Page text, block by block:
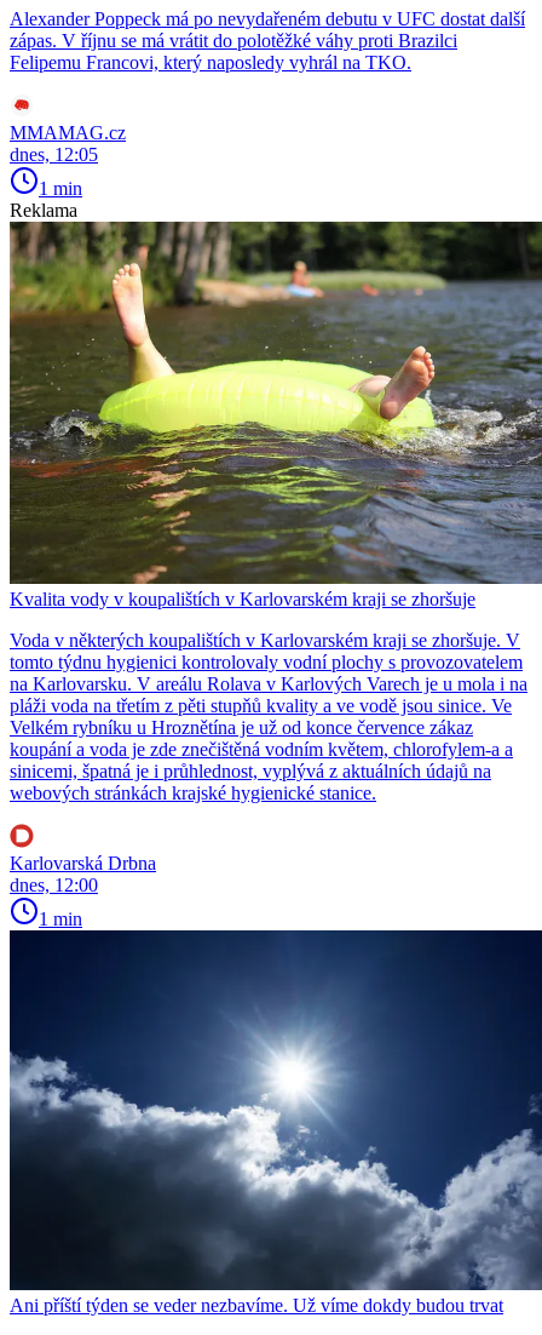
Alexander Poppeck má po nevydařeném debutu v UFC dostat další
zápas. V říjnu se má vrátit do polotěžké váhy proti Brazilci
Felipemu Francovi, který naposledy vyhrál na TKO.
MMAMAG.cz
dnes, 12:05
1 min
Reklama
Kvalita vody v koupalištích v Karlovarském kraji se zhoršuje
Voda v některých koupalištích v Karlovarském kraji se zhoršuje. V
tomto týdnu hygienici kontrolovaly vodní plochy s provozovatelem
na Karlovarsku. V areálu Rolava v Karlových Varech je u mola i na
pláži voda na třetím z pěti stupňů kvality a ve vodě jsou sinice. Ve
Velkém rybníku u Hroznětína je už od konce července zákaz
koupání a voda je zde znečištěná vodním květem, chlorofylem-a a
sinicemi, špatná je i průhlednost, vyplývá z aktuálních údajů na
webových stránkách krajské hygienické stanice.
Karlovarská Drbna
dnes, 12:00
1 min
Ani příští týden se veder nezbavíme. Už víme dokdy budou trvat